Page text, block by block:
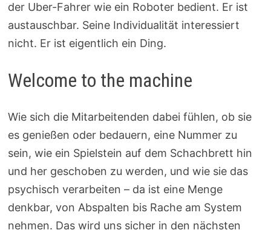
der Uber-Fahrer wie ein Roboter bedient. Er ist
austauschbar. Seine Individualität interessiert
nicht. Er ist eigentlich ein Ding.
Welcome to the machine
Wie sich die Mitarbeitenden dabei fühlen, ob sie
es genießen oder bedauern, eine Nummer zu
sein, wie ein Spielstein auf dem Schachbrett hin
und her geschoben zu werden, und wie sie das
psychisch verarbeiten – da ist eine Menge
denkbar, von Abspalten bis Rache am System
nehmen. Das wird uns sicher in den nächsten